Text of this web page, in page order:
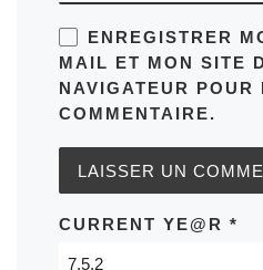
ENREGISTRER
MAIL ET MON SITE
NAVIGATEUR POUR
COMMENTAIRE.
CURRENT YE@R *